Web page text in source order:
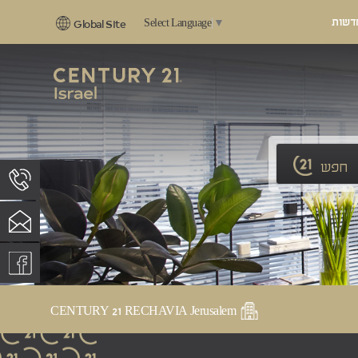
Select Language ▼
Global Site
חפש
CENTURY 21 RECHAVIA Jerusalem